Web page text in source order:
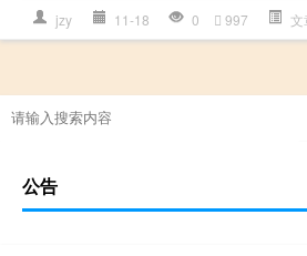
jzy 11-18 0 997
公告